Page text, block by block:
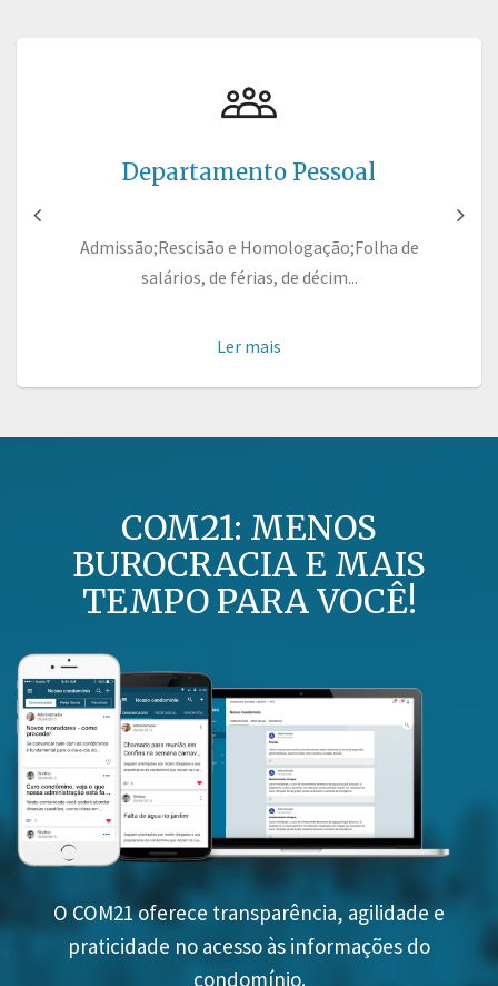
Departamento Pessoal
Admissão;Rescisão e Homologação;Folha de
salários, de férias, de décim...
Ler mais
COM21: MENOS
BUROCRACIA E MAIS
TEMPO PARA VOCÊ!
O COM21 oferece transparência, agilidade e
praticidade no acesso às informações do
condomínio.